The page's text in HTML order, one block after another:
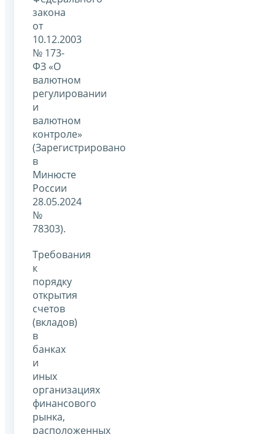
закона
от
10.12.2003
№ 173-
ФЗ «О
валютном
регулировании
и
валютном
контроле»
(Зарегистрировано
в
Минюсте
России
28.05.2024
№
78303).
Требования
к
порядку
открытия
счетов
(вкладов)
в
банках
и
иных
организациях
финансового
рынка,
расположенных